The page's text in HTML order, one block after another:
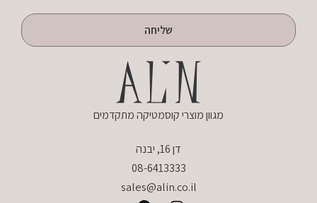
שליחה
מגוון מוצרי קוסמטיקה מתקדמים
דן 16, יבנה
08-6413333
sales@alin.co.il